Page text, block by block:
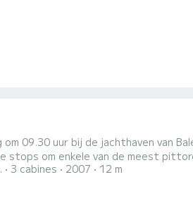
om 09.30 uur bij de jachthaven van
stops om enkele van de meest
baaien van het Zingaro
aan de terugreis en om 18.00 uur
3 cabines 2007 12 m